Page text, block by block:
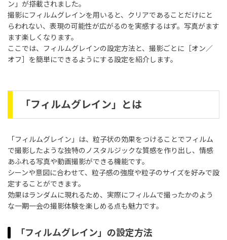
ン」が搭載されました。
撮影にフィルムグレインを用いると、クリアであることだけにと
らわれない、表現の可能性が広がるのを実感するはず。写真がます
ます楽しくなります。
ここでは、フィルムグレインの設定方法と、撮影ごとに［オン／
オフ］を簡単にできるようにする設定を紹介します。
「フィルムグレイン」とは
「フィルムグレイン」は、粒子状の効果をつけることでフィルム
で撮影したような独特のノスタルジックな質感を作り出し、情感
あふれる写真や動画撮影ができる機能です。
シーンや意図に合わせて、粒子感の強度や粒子のサイズを好みで設
定することができます。
効果はランダムに現れるため、実際にフィルムで撮ったかのよう
な一期一会の撮影体験を楽しめる点も魅力です。
「フィルムグレイン」の設定方法